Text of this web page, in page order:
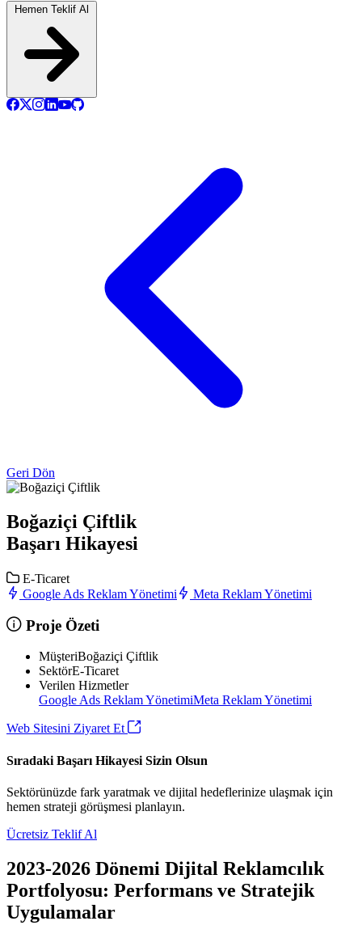
Geri Dön
Boğaziçi Çiftlik
Başarı Hikayesi
E-Ticaret
Google Ads Reklam Yönetimi
Meta Reklam Yönetimi
Proje Özeti
MüşteriBoğaziçi Çiftlik
SektörE-Ticaret
Verilen Hizmetler
Google Ads Reklam YönetimiMeta Reklam Yönetimi
Web Sitesini Ziyaret Et
Sıradaki Başarı Hikayesi Sizin Olsun
Sektörünüzde fark yaratmak ve dijital hedeflerinize ulaşmak için
hemen strateji görüşmesi planlayın.
Ücretsiz Teklif Al
2023-2026 Dönemi Dijital Reklamcılık
Portfolyosu: Performans ve Stratejik
Uygulamalar